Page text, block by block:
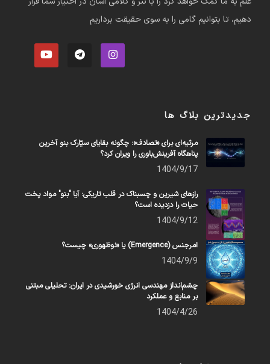
دهیم، تا بتوانیم گامی را به سوی حقیقت برداریم
جدیدترین بلاگ ها
مرثیه‌ای برای «تصادف»: چگونه بقایای سیّارک بنو آخرین
پناهگاه آفرینش‌باوری را ویران کرد؟
1404/9/17
رازهای شیرین و چسبناک در قلب تاریکی: آیا "بنو" مواد پخت
حیات را دزدیده است؟
1404/9/12
امرجنس (Emergence) یا «نوظهوری» چیست؟
1404/9/9
چشم‌انداز مهندسی انرژی خورشیدی در ایران: تحلیلی مبتنی
بر منابع و عملکرد
1404/4/26